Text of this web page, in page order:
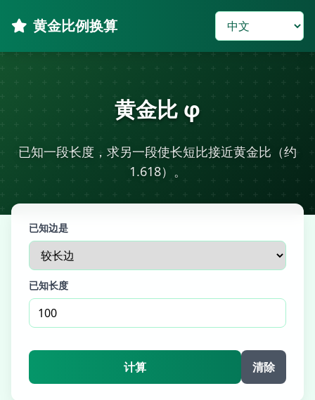
黄金比例换算
黄金比 φ
已知一段长度，求另一段使长短比接近黄金比（约
1.618）。
已知边是
已知长度
计算 清除